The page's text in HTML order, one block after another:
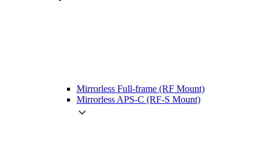
Mirrorless Full-frame (RF Mount)
Mirrorless APS-C (RF-S Mount)